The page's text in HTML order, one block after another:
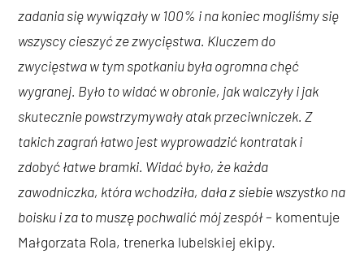
zadania się wywiązały w 100% i na koniec mogliśmy się
wszyscy cieszyć ze zwycięstwa. Kluczem do
zwycięstwa w tym spotkaniu była ogromna chęć
wygranej. Było to widać w obronie, jak walczyły i jak
skutecznie powstrzymywały atak przeciwniczek. Z
takich zagrań łatwo jest wyprowadzić kontratak i
zdobyć łatwe bramki. Widać było, że każda
zawodniczka, która wchodziła, dała z siebie wszystko na
boisku i za to muszę pochwalić mój zespół– komentuje
Małgorzata Rola, trenerka lubelskiej ekipy.